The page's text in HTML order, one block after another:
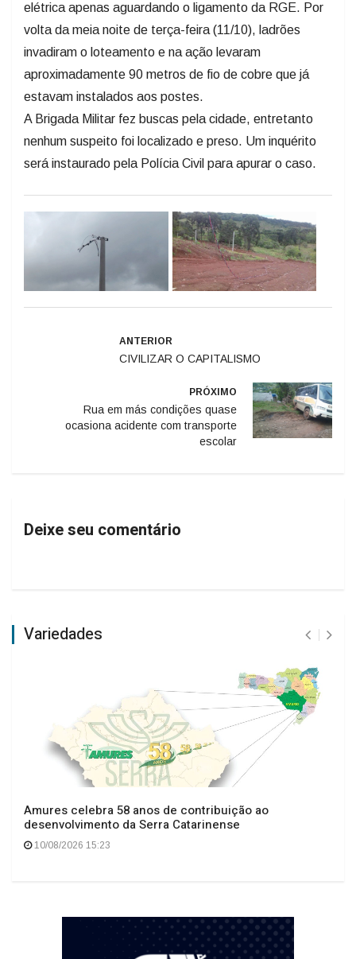
elétrica apenas aguardando o ligamento da RGE. Por
volta da meia noite de terça-feira (11/10), ladrões
invadiram o loteamento e na ação levaram
aproximadamente 90 metros de fio de cobre que já
estavam instalados aos postes.
A Brigada Militar fez buscas pela cidade, entretanto
nenhum suspeito foi localizado e preso. Um inquérito
será instaurado pela Polícia Civil para apurar o caso.
ANTERIOR
CIVILIZAR O CAPITALISMO
PRÓXIMO
Rua em más condições quase
ocasiona acidente com transporte
escolar
Deixe seu comentário
Variedades
Amures celebra 58 anos de contribuição ao
desenvolvimento da Serra Catarinense
10/08/2026 15:23